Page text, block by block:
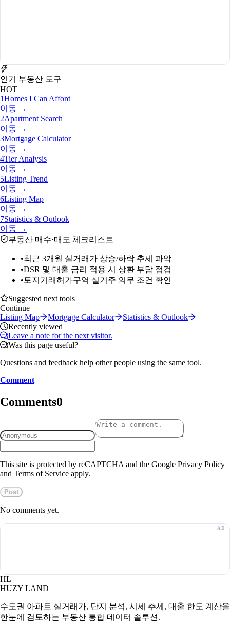
인기 부동산 도구
HOT
1Homes I Can Afford
이동 →
2Apartment Search
이동 →
3Mortgage Calculator
이동 →
4Tier Analysis
이동 →
5Listing Trend
이동 →
6Listing Map
이동 →
7Statistics & Outlook
이동 →
부동산 매수·매도 체크리스트
•최근 3개월 실거래가 상승/하락 추세 파악
•DSR 및 대출 금리 적용 시 상환 부담 점검
• 토지거래허가구역 실거주 의무 조건 확인
Suggested next tools
Continue
Listing Map
Mortgage Calculator
Statistics & Outlook
Recently viewed
Leave a note for the next visitor.
Was this page useful?
Questions and feedback help other people using the same tool.
Comment
Comments0
This site is protected by reCAPTCHA and the Google Privacy Policy
and Terms of Service apply.
Post
No comments yet.
HL
HUZY LAND
수도권 아파트 실거래가, 단지 분석, 시세 추세, 대출 한도 계산을
한눈에 검토하는 부동산 통합 데이터 솔루션.